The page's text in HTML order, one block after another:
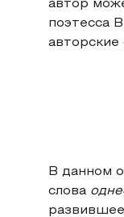
автор
поэтесса
авторские
В данном
слова